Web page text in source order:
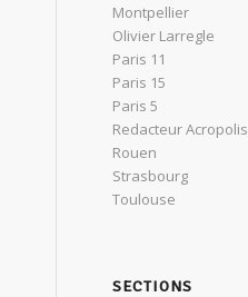
Montpellier
Olivier Larregle
Paris 11
Paris 15
Paris 5
Redacteur Acropolis
Rouen
Strasbourg
Toulouse
SECTIONS